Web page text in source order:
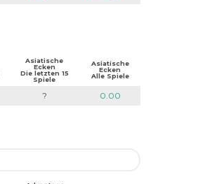
Asiatische
Ecken
Die letzten 15
Spiele
Asiatische
Ecken
Alle Spiele
? 0.00